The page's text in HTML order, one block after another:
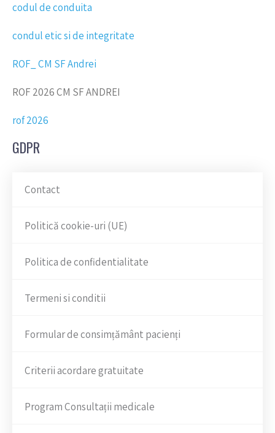
codul de conduita
condul etic si de integritate
ROF_ CM SF Andrei
ROF 2026 CM SF ANDREI
rof 2026
GDPR
Contact
Politică cookie-uri (UE)
Politica de confidentialitate
Termeni si conditii
Formular de consimțământ pacienți
Criterii acordare gratuitate
Program Consultații medicale